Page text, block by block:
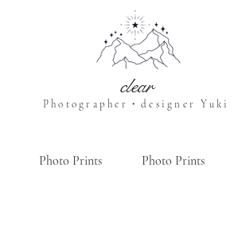
clear
Photographer・designer Yuki
Photo Prints Photo Prints